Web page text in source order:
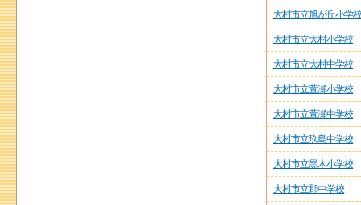
大村市立旭が丘小学校
大村市立大村小学校
大村市立大村中学校
大村市立萱瀬小学校
大村市立萱瀬中学校
大村市立玖島中学校
大村市立黒木小学校
大村市立郡中学校